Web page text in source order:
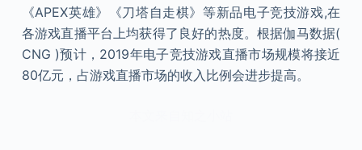
《APEX英雄》《刀塔自走棋》等新品电子竞技游戏,在
各游戏直播平台上均获得了良好的热度。根据伽马数据(
CNG )预计，2019年电子竞技游戏直播市场规模将接近
80亿元，占游戏直播市场的收入比例会进步提高。